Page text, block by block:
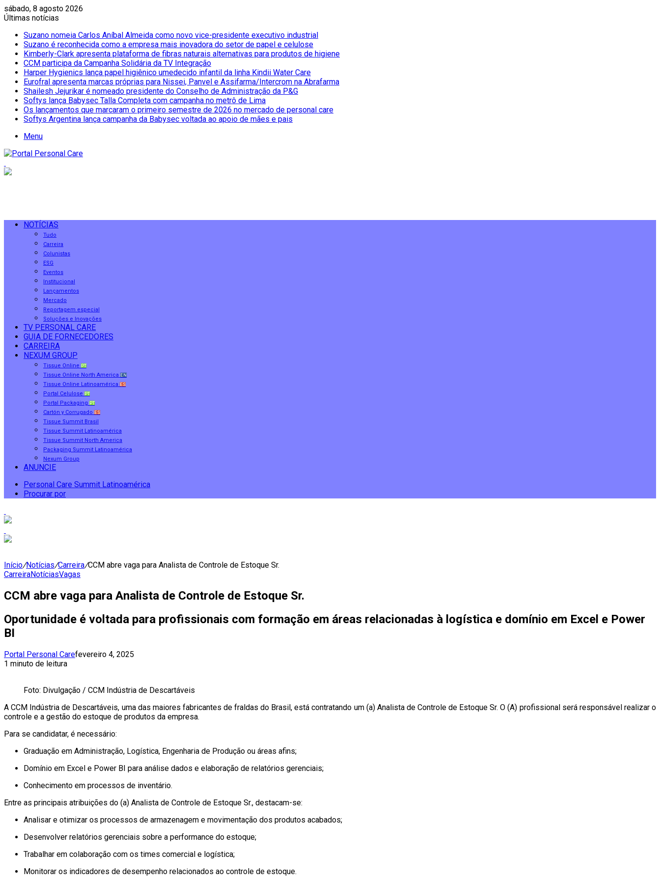
sábado, 8 agosto 2026
Últimas notícias
Suzano nomeia Carlos Aníbal Almeida como novo vice-presidente executivo industrial
Suzano é reconhecida como a empresa mais inovadora do setor de papel e celulose
Kimberly-Clark apresenta plataforma de fibras naturais alternativas para produtos de higiene
CCM participa da Campanha Solidária da TV Integração
Harper Hygienics lança papel higiênico umedecido infantil da linha Kindii Water Care
Eurofral apresenta marcas próprias para Nissei, Panvel e Assifarma/Intercrom na Abrafarma
Shailesh Jejurikar é nomeado presidente do Conselho de Administração da P&G
Softys lança Babysec Talla Completa com campanha no metrô de Lima
Os lançamentos que marcaram o primeiro semestre de 2026 no mercado de personal care
Softys Argentina lança campanha da Babysec voltada ao apoio de mães e pais
Menu
NOTÍCIAS
Tudo
Carreira
Colunistas
ESG
Eventos
Institucional
Lançamentos
Mercado
Reportagem especial
Soluções e Inovações
TV PERSONAL CARE
GUIA DE FORNECEDORES
CARREIRA
NEXUM GROUP
Tissue Online PT
Tissue Online North America EN
Tissue Online Latinoamérica ES
Portal Celulose PT
Portal Packaging PT
Cartón y Corrugado ES
Tissue Summit Brasil
Tissue Summit Latinoamérica
Tissue Summit North America
Packaging Summit Latinoamérica
Nexum Group
ANUNCIE
Personal Care Summit Latinoamérica
Procurar por
Início/Notícias/Carreira/CCM abre vaga para Analista de Controle de Estoque Sr.
CarreiraNotíciasVagas
CCM abre vaga para Analista de Controle de Estoque Sr.
Oportunidade é voltada para profissionais com formação em áreas relacionadas à logística e domínio em Excel e Power
BI
Portal Personal Carefevereiro 4, 2025
1 minuto de leitura
Foto: Divulgação / CCM Indústria de Descartáveis
A CCM Indústria de Descartáveis, uma das maiores fabricantes de fraldas do Brasil, está contratando um (a) Analista de Controle de Estoque Sr. O (A) profissional será responsável realizar o
controle e a gestão do estoque de produtos da empresa.
Para se candidatar, é necessário:
Graduação em Administração, Logística, Engenharia de Produção ou áreas afins;
Domínio em Excel e Power BI para análise dados e elaboração de relatórios gerenciais;
Conhecimento em processos de inventário.
Entre as principais atribuições do (a) Analista de Controle de Estoque Sr., destacam-se:
Analisar e otimizar os processos de armazenagem e movimentação dos produtos acabados;
Desenvolver relatórios gerenciais sobre a performance do estoque;
Trabalhar em colaboração com os times comercial e logística;
Monitorar os indicadores de desempenho relacionados ao controle de estoque.